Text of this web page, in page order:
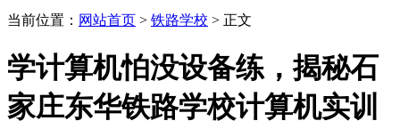
当前位置： 网站首页 > 铁路学校 > 正文
学计算机怕没设备练，揭秘石
家庄东华铁路学校计算机实训